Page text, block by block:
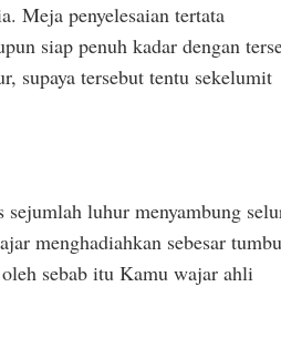
Meja penyelesaian tertata
siap penuh kadar dengan
supaya tersebut tentu sekelumit
luhur menyambung
menghadiahkan sebesar
sebab itu Kamu wajar ahli